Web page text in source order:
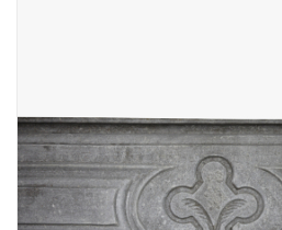
Decoratieve Outdoor
Objecten